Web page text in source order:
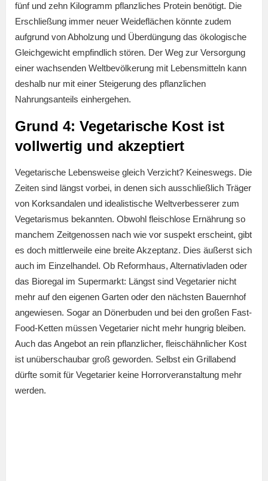
fünf und zehn Kilogramm pflanzliches Protein benötigt. Die
Erschließung immer neuer Weideflächen könnte zudem
aufgrund von Abholzung und Überdüngung das ökologische
Gleichgewicht empfindlich stören. Der Weg zur Versorgung
einer wachsenden Weltbevölkerung mit Lebensmitteln kann
deshalb nur mit einer Steigerung des pflanzlichen
Nahrungsanteils einhergehen.
Grund 4: Vegetarische Kost ist
vollwertig und akzeptiert
Vegetarische Lebensweise gleich Verzicht? Keineswegs. Die
Zeiten sind längst vorbei, in denen sich ausschließlich Träger
von Korksandalen und idealistische Weltverbesserer zum
Vegetarismus bekannten. Obwohl fleischlose Ernährung so
manchem Zeitgenossen nach wie vor suspekt erscheint, gibt
es doch mittlerweile eine breite Akzeptanz. Dies äußerst sich
auch im Einzelhandel. Ob Reformhaus, Alternativladen oder
das Bioregal im Supermarkt: Längst sind Vegetarier nicht
mehr auf den eigenen Garten oder den nächsten Bauernhof
angewiesen. Sogar an Dönerbuden und bei den großen Fast-
Food-Ketten müssen Vegetarier nicht mehr hungrig bleiben.
Auch das Angebot an rein pflanzlicher, fleischähnlicher Kost
ist unüberschaubar groß geworden. Selbst ein Grillabend
dürfte somit für Vegetarier keine Horrorveranstaltung mehr
werden.